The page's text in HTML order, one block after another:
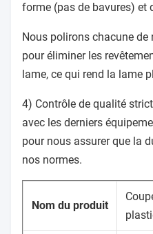
forme (pas de bavures) et
Nous polirons chacune
pour éliminer les
lame, ce qui rend la lame
4) Contrôle de qualité
avec les derniers
pour nous assurer que la
nos normes.
Nom du produit